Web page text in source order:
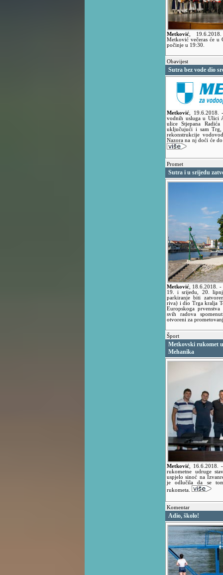
Metković
Metković večeras će u
počinje u 19:30.
Obavijest
Sutra bez vode dio
Metković 19.6.2018.
vodnih usluga u Ulici
ulice Stjepana
uključujući i sam
rekonstrukcije
Nazora na nj doći će
Promet
Sutra i u srijedu
Metković 18.6.2018. -
19. i srijedu, 20.
parkiranje biti
riva) i dio Trga kralja
Europskoga
svih radova
otvoreni za
Šport
Metkovski rukomet
Mehanika
Metković 16.6.2018.
rukometne udruge
uspjelo sinoć na
je odlučila da se
rukometa.
Komentar
Adio, školo!